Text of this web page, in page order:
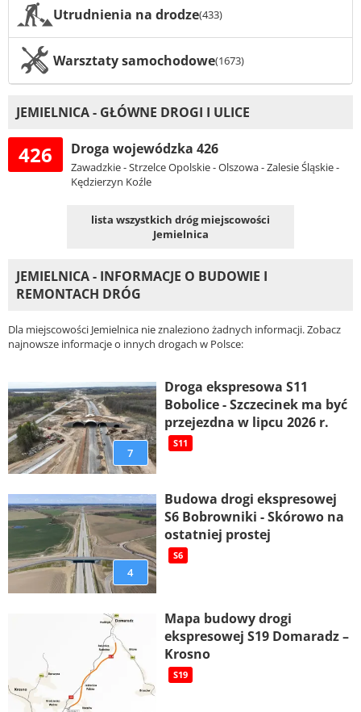
Utrudnienia na drodze(433)
Warsztaty samochodowe(1673)
JEMIELNICA - GŁÓWNE DROGI I ULICE
426 Droga wojewódzka 426
Zawadzkie - Strzelce Opolskie - Olszowa - Zalesie Śląskie -
Kędzierzyn Koźle
lista wszystkich dróg miejscowości
Jemielnica
JEMIELNICA - INFORMACJE O BUDOWIE I
REMONTACH DRÓG
Dla miejscowości Jemielnica nie znaleziono żadnych informacji. Zobacz
najnowsze informacje o innych drogach w Polsce:
7
Droga ekspresowa S11
Bobolice - Szczecinek ma być
przejezdna w lipcu 2026 r.
S11
4
Budowa drogi ekspresowej
S6 Bobrowniki - Skórowo na
ostatniej prostej
S6
Mapa budowy drogi
ekspresowej S19 Domaradz –
Krosno
S19